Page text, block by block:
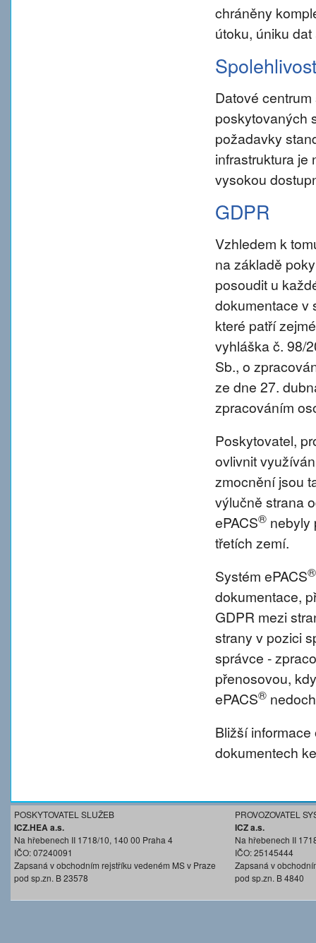
chráněny
útoku, úniku
Spolehlivost
Datové
poskytovaných
požadavky
infrastruktura je
vysokou
GDPR
Vzhledem k
na základě
posoudit u
dokumentace v
které patří
vyhláška č. 98/
Sb., o
ze dne 27.
zpracováním
Poskytovatel,
ovlivnit
zmocnění jsou
výlučně strana
ePACS® nebyly
třetích zemí.
Systém ePACS®
dokumentace,
GDPR mezi
strany v pozici
správce -
přenosovou,
ePACS®
Bližší
dokumentech
POSKYTOVATEL SLUŽEB
ICZ.HEA a.s.
Na hřebenech II 1718/10, 140 00 Praha 4
IČO: 07240091
Zapsaná v obchodním rejstříku vedeném MS v Praze
pod sp.zn. B 23578
PROVOZOVATEL
ICZ a.s.
Na hřebenech II
IČO: 25145444
Zapsaná v
pod sp.zn. B 4840